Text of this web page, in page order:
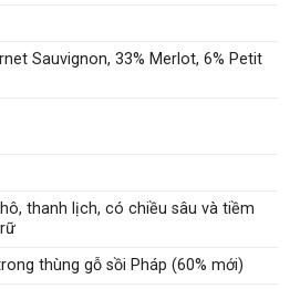
Sauvignon, 33% Merlot, 6% Petit
thanh lịch, có chiều sâu và tiềm
thùng gỗ sồi Pháp (60% mới)